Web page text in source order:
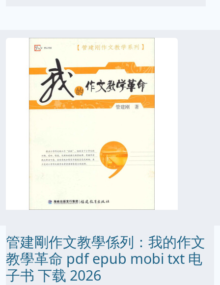
管建剛作文教學係列：我的作文
教學革命 pdf epub mobi txt 电
子书 下载 2026